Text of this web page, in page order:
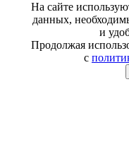
На сайте
данных,
и
Продолжая
с